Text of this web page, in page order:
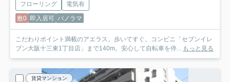
フローリング
電気有
敷0 即入居可 パノラマ
こだわりポイント満載のアエラス。歩いてすぐ。コンビニ「セブンイレ
ブン大阪十三東1丁目店」まで140m。安心して自転車を停... もっと見る
賃貸マンション